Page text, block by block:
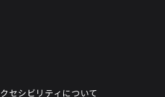
セシビリティについて